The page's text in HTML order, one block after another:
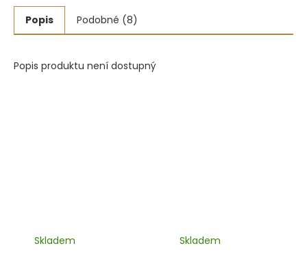
Popis Podobné (8)
Popis produktu není dostupný
Skladem Skladem